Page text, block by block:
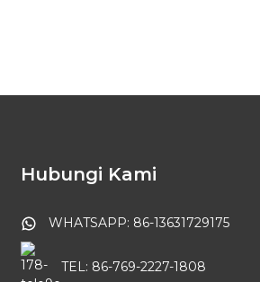
Hubungi Kami
WHATSAPP: 86-13631729175
TEL: 86-769-2227-1808